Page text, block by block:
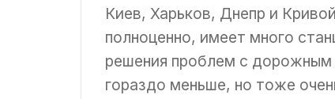
Киев, Харьков, Днепр и
полноценно, имеет много
решения проблем с
гораздо меньше, но тоже